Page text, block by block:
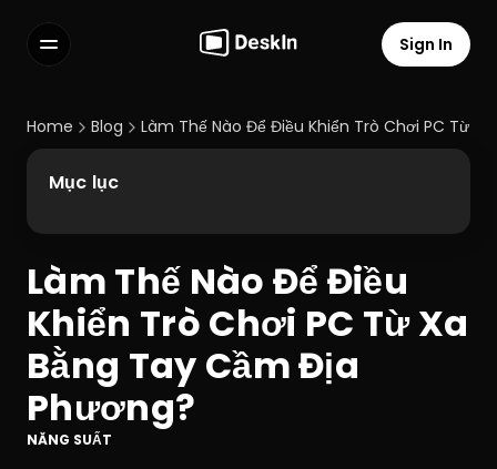
FAQs
Select Language
Terms of Service
Privacy Policy
Sign In
Home Blog Làm Thế Nào Để Điều Khiển Trò Chơi PC Từ
Làm Thế Nào Để Điều
Khiển Trò Chơi PC Từ Xa
Bằng Tay Cầm Địa
Phương?
NĂNG SUẤT
Mục lục